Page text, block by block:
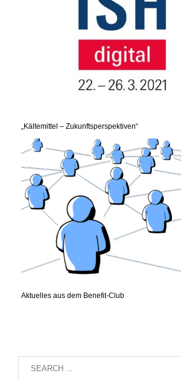
„Kältemittel – Zukunftsperspektiven“
Aktuelles aus dem Benefit-Club